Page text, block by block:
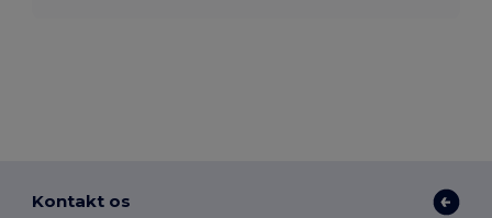
Kontakt os